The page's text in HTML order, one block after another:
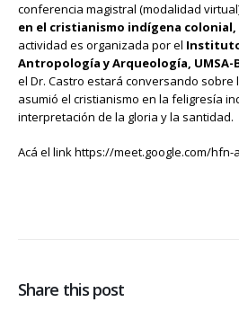
conferencia magistral (modalidad
en el cristianismo indígena colonial,
actividad es organizada por el
Antropología y Arqueología, UMSA-
el Dr. Castro estará conversando sobre
asumió el cristianismo en la feligresía
interpretación de la gloria y la santidad.
Acá el link https://meet.google.com/hfn-
Share this post